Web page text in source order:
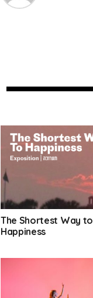
The Shortest Way to
Happiness